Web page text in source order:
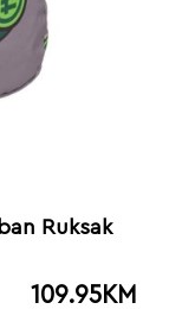
Ruksak
109.95KM